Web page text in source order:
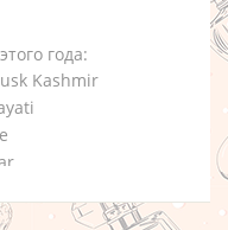
года:
Kashmir